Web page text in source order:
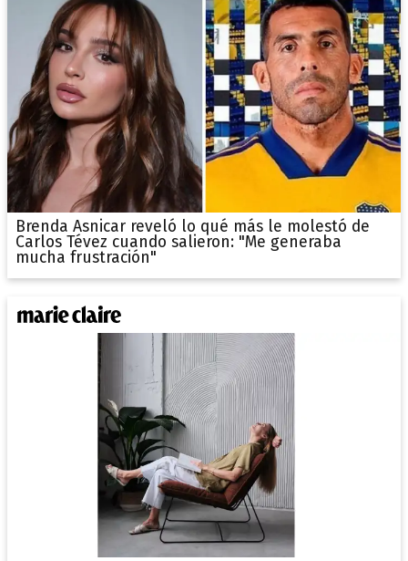
Brenda Asnicar reveló lo qué más le molestó de
Carlos Tévez cuando salieron: "Me generaba
mucha frustración"